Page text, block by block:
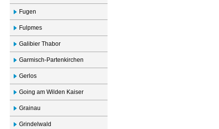
Fugen
Fulpmes
Galibier Thabor
Garmisch-Partenkirchen
Gerlos
Going am Wilden Kaiser
Grainau
Grindelwald